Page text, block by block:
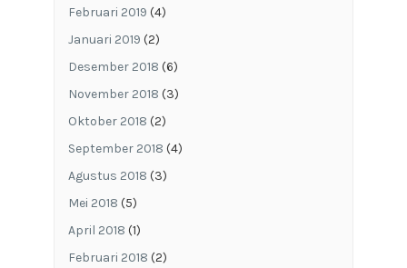
Februari 2019 (4)
Januari 2019 (2)
Desember 2018 (6)
November 2018 (3)
Oktober 2018 (2)
September 2018 (4)
Agustus 2018 (3)
Mei 2018 (5)
April 2018 (1)
Februari 2018 (2)